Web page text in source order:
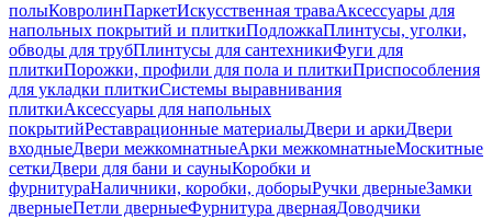
полыКовролинПаркетИскусственная траваАксессуары для
напольных покрытий и плиткиПодложкаПлинтусы, уголки,
обводы для трубПлинтусы для сантехникиФуги для
плиткиПорожки, профили для пола и плиткиПриспособления
для укладки плиткиСистемы выравнивания
плиткиАксессуары для напольных
покрытийРеставрационные материалыДвери и аркиДвери
входныеДвери межкомнатныеАрки межкомнатныеМоскитные
сеткиДвери для бани и сауныКоробки и
фурнитураНаличники, коробки, доборыРучки дверныеЗамки
дверныеПетли дверныеФурнитура двернаяДоводчики